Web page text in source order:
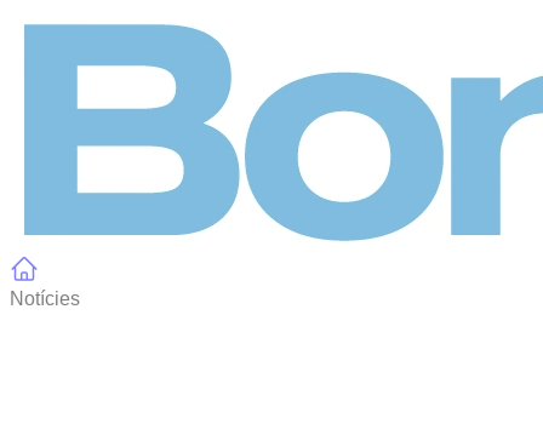
Notícies